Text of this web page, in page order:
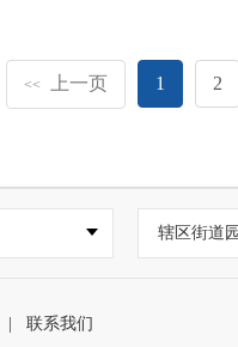
<< 上一页 1 2
辖区街道
联系我们